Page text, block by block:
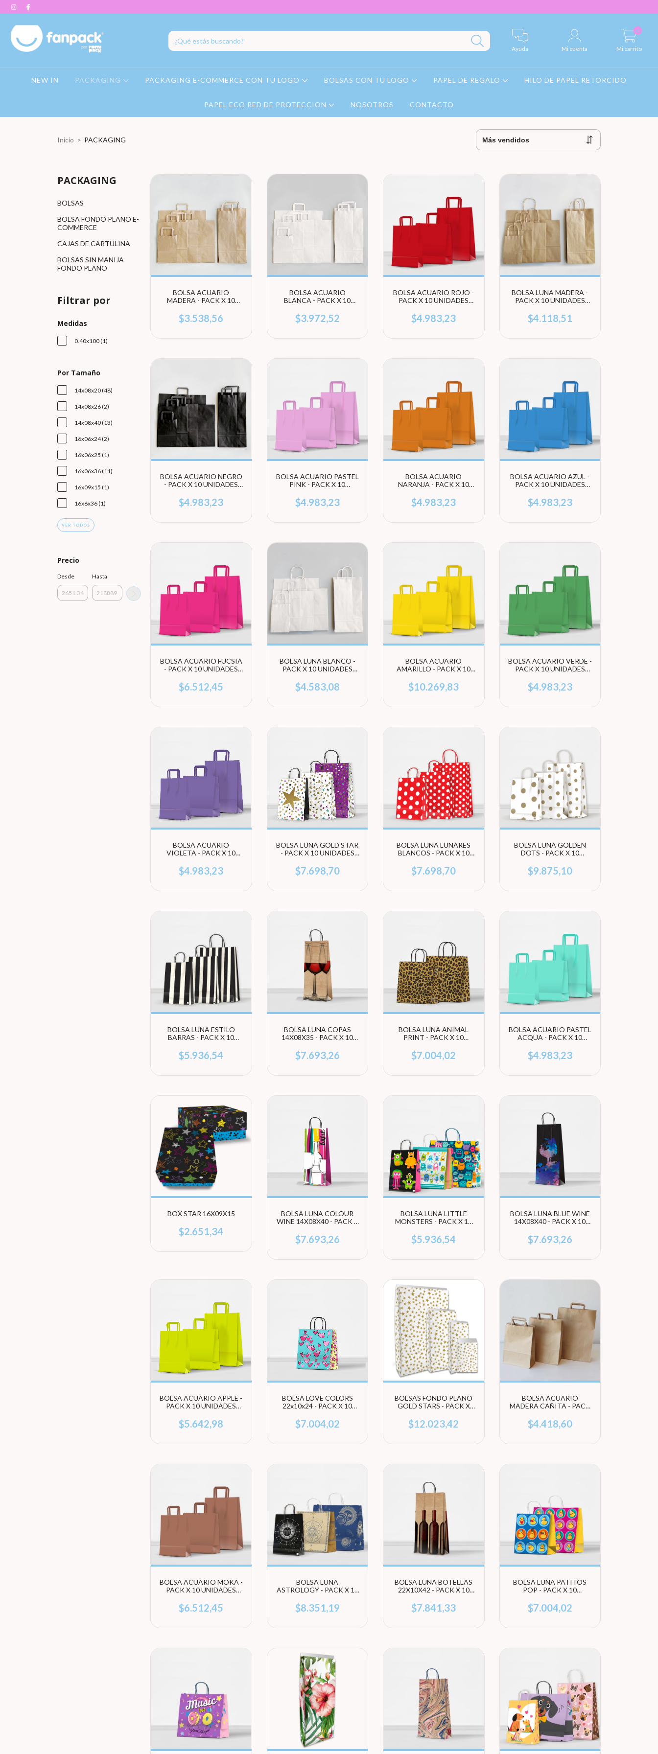
Ayuda Mi cuenta Mi carrito
0
NEW IN PACKAGING PACKAGING E-COMMERCE CON TU LOGO BOLSAS CON TU LOGO PAPEL DE REGALO HILO DE PAPEL RETORCIDO
PAPEL ECO RED DE PROTECCION NOSOTROS CONTACTO
Inicio > PACKAGING
PACKAGING
BOLSAS
BOLSA FONDO PLANO E-
COMMERCE
CAJAS DE CARTULINA
BOLSAS SIN MANIJA
FONDO PLANO
Filtrar por
Medidas
0.40x100 (1)
Por Tamaño
14x08x20 (48)
14x08x26 (2)
14x08x40 (13)
16x06x24 (2)
16x06x25 (1)
16x06x36 (11)
16x09x15 (1)
16x6x36 (1)
VER TODOS
Precio
Desde Hasta
BOLSA ACUARIO
MADERA - PACK X 10
TAMAÑO)
$3.538,56
BOLSA ACUARIO
BLANCA - PACK X 10
TAMAÑO)
$3.972,52
BOLSA ACUARIO ROJO -
PACK X 10 UNIDADES
$4.983,23
BOLSA LUNA MADERA -
PACK X 10 UNIDADES
$4.118,51
BOLSA ACUARIO NEGRO
- PACK X 10 UNIDADES
$4.983,23
BOLSA ACUARIO PASTEL
PINK - PACK X 10
TAMAÑO)
$4.983,23
BOLSA ACUARIO
NARANJA - PACK X 10
TAMAÑO)
$4.983,23
BOLSA ACUARIO AZUL -
PACK X 10 UNIDADES
$4.983,23
BOLSA ACUARIO FUCSIA
- PACK X 10 UNIDADES
$6.512,45
BOLSA LUNA BLANCO -
PACK X 10 UNIDADES
$4.583,08
BOLSA ACUARIO
AMARILLO - PACK X 10
TAMAÑO)
$10.269,83
BOLSA ACUARIO VERDE -
PACK X 10 UNIDADES
$4.983,23
BOLSA ACUARIO
VIOLETA - PACK X 10
TAMAÑO)
$4.983,23
BOLSA LUNA GOLD STAR
- PACK X 10 UNIDADES
$7.698,70
BOLSA LUNA LUNARES
BLANCOS - PACK X 10
TAMAÑO)
$7.698,70
BOLSA LUNA GOLDEN
DOTS - PACK X 10
TAMAÑO)
$9.875,10
BOLSA LUNA ESTILO
BARRAS - PACK X 10
TAMAÑO)
$5.936,54
BOLSA LUNA COPAS
14X08X35 - PACK X 10
$7.693,26
BOLSA LUNA ANIMAL
PRINT - PACK X 10
TAMAÑO)
$7.004,02
BOLSA ACUARIO PASTEL
ACQUA - PACK X 10
TAMAÑO)
$4.983,23
BOX STAR 16X09X15
$2.651,34
BOLSA LUNA COLOUR
WINE 14X08X40 - PACK X
$7.693,26
BOLSA LUNA LITTLE
MONSTERS - PACK X 10
TAMAÑO)
$5.936,54
BOLSA LUNA BLUE WINE
14X08X40 - PACK X 10
$7.693,26
BOLSA ACUARIO APPLE -
PACK X 10 UNIDADES
$5.642,98
BOLSA LOVE COLORS
22x10x24 - PACK X 10
$7.004,02
BOLSAS FONDO PLANO
GOLD STARS - PACK X
TAMAÑO)
$12.023,42
BOLSA ACUARIO
MADERA CAÑITA - PACK
TAMAÑO)
$4.418,60
BOLSA ACUARIO MOKA -
PACK X 10 UNIDADES
$6.512,45
BOLSA LUNA
ASTROLOGY - PACK X 10
TAMAÑO)
$8.351,19
BOLSA LUNA BOTELLAS
22X10X42 - PACK X 10
$7.841,33
BOLSA LUNA PATITOS
POP - PACK X 10
TAMAÑO)
$7.004,02